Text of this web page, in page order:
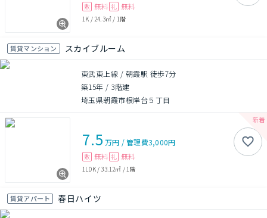
敷 無料 礼 無料
1K / 24.3㎡ / 1階
賃貸マンション スカイブルーム
東武東上線 / 朝霞駅 徒歩7分
築15年 / 3階建
埼玉県朝霞市根岸台５丁目
7.5 万円 /管理費3,000円
敷 無料 礼 無料
1LDK/33.12㎡ / 1階
賃貸アパート 春日ハイツ